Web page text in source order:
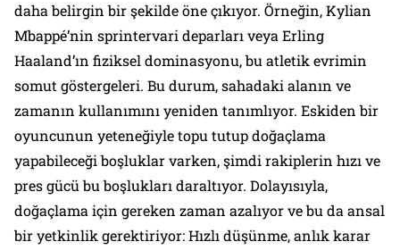
daha belirgin bir şekilde öne çıkıyor. Örneğin, Kylian
Mbappé’nin sprintervari deparları veya Erling
Haaland’ın fiziksel dominasyonu, bu atletik evrimin
somut göstergeleri. Bu durum, sahadaki alanın ve
zamanın kullanımını yeniden tanımlıyor. Eskiden bir
oyuncunun yeteneğiyle topu tutup doğaçlama
yapabileceği boşluklar varken, şimdi rakiplerin hızı ve
pres gücü bu boşlukları daraltıyor. Dolayısıyla,
doğaçlama için gereken zaman azalıyor ve bu da ansal
bir yetkinlik gerektiriyor: Hızlı düşünme, anlık karar